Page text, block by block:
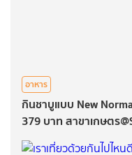
อาหาร
กินชาบูแบบ New
379 บาท สาขาเกษตร